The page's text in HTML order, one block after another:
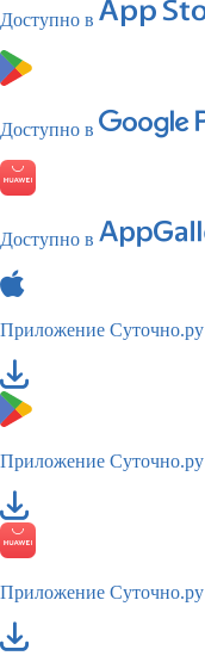
Доступно в
Доступно в
Доступно в
Приложение Суточно.ру
Приложение Суточно.ру
Приложение Суточно.ру